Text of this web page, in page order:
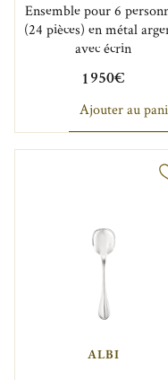
Ensemble pour 6
(24 pièces) en métal
avec écrin
1 950€
Ajouter au
ALBI